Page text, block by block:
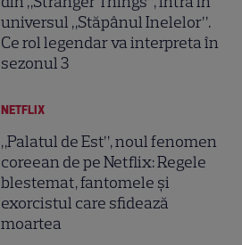
universul „Stăpânul Inelelor”.
Ce rol legendar va interpreta în
sezonul 3
NETFLIX
„Palatul de Est”, noul fenomen
coreean de pe Netflix: Regele
blestemat, fantomele și
exorcistul care sfidează
moartea